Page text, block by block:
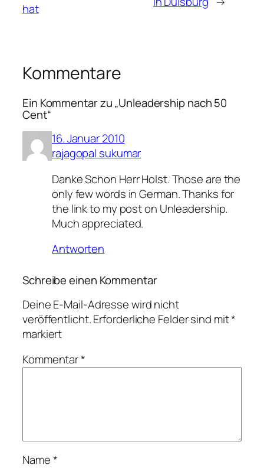
hat
Kommentare
Ein Kommentar zu „Unleadership nach 50
Cent“
16. Januar 2010
rajagopal sukumar
Danke Schon Herr Holst. Those are the
only few words in German. Thanks for
the link to my post on Unleadership.
Much appreciated.
Antworten
Schreibe einen Kommentar
Deine E-Mail-Adresse wird nicht
veröffentlicht.Erforderliche Felder sind mit*
markiert
Kommentar*
Name*